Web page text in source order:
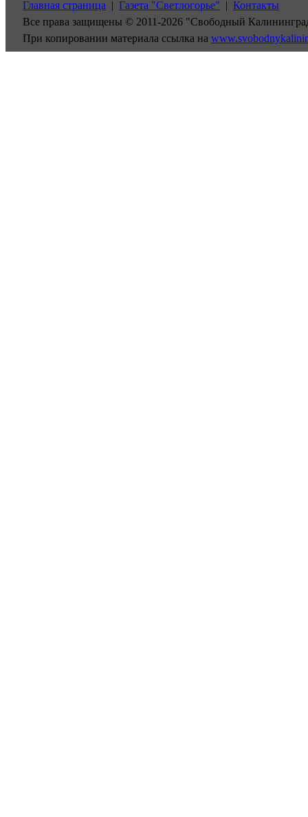
Главная страница | Газета "Светлогорье" | Контакты
Все права защищены © 2011-2026 "Свободный
При копировании материала ссылка на